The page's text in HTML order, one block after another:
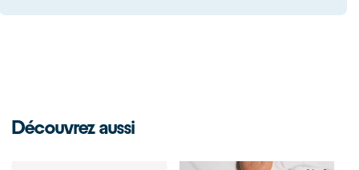
Découvrez aussi